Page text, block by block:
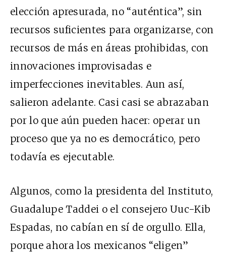
elección apresurada, no “auténtica”, sin
recursos suficientes para organizarse, con
recursos de más en áreas prohibidas, con
innovaciones improvisadas e
imperfecciones inevitables. Aun así,
salieron adelante. Casi casi se abrazaban
por lo que aún pueden hacer: operar un
proceso que ya no es democrático, pero
todavía es ejecutable.
Algunos, como la presidenta del Instituto,
Guadalupe Taddei o el consejero Uuc-Kib
Espadas, no cabían en sí de orgullo. Ella,
porque ahora los mexicanos “eligen”